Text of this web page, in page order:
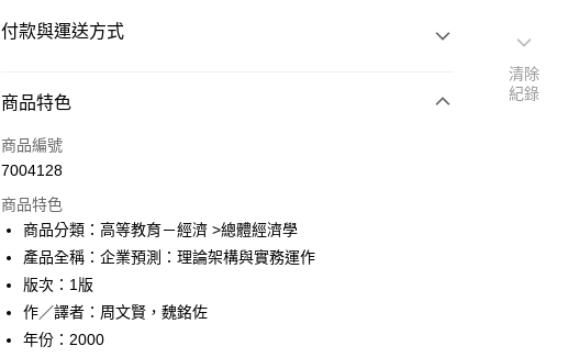
付款與運送方式
付款方式
信用卡一次付款
Apple Pay
Google Pay
ATM付款
商品特色
商品編號
7004128
商品特色
商品分類：高等教育－經濟 >總體經濟學
產品全稱：企業預測：理論架構與實務運作
版次：1版
作／譯者：周文賢，魏銘佐
年份：2000
清除
紀錄